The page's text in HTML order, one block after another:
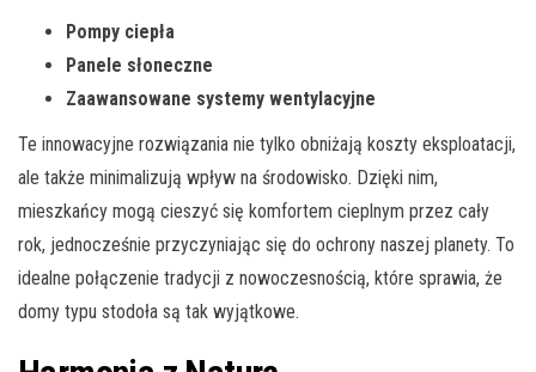
Pompy ciepła
Panele słoneczne
Zaawansowane systemy wentylacyjne
Te innowacyjne rozwiązania nie tylko obniżają koszty eksploatacji,
ale także minimalizują wpływ na środowisko. Dzięki nim,
mieszkańcy mogą cieszyć się komfortem cieplnym przez cały
rok, jednocześnie przyczyniając się do ochrony naszej planety. To
idealne połączenie tradycji z nowoczesnością, które sprawia, że
domy typu stodoła są tak wyjątkowe.